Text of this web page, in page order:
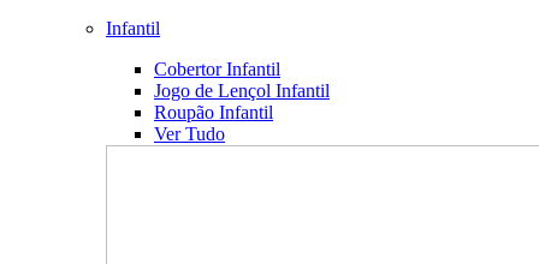
Infantil
Cobertor Infantil
Jogo de Lençol Infantil
Roupão Infantil
Ver Tudo